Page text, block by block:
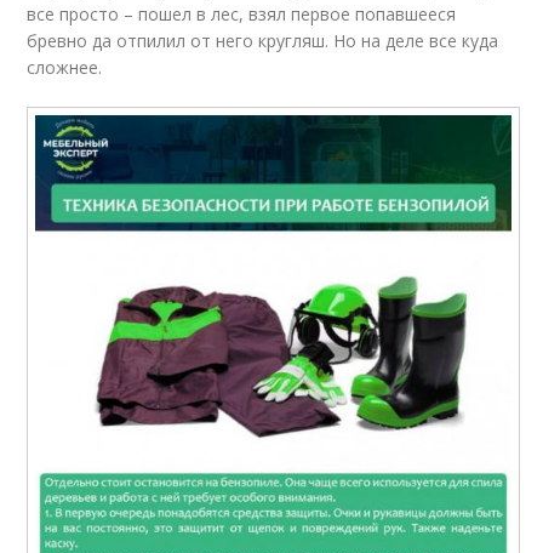
все просто – пошел в лес, взял первое попавшееся
бревно да отпилил от него кругляш. Но на деле все куда
сложнее.